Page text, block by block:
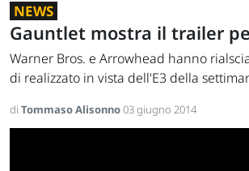
NEWS
Gauntlet mostra il trailer
Warner Bros. e Arrowhead hanno
di realizzato in vista dell'E3 della
di Tommaso Alisonno03 giugno 2014